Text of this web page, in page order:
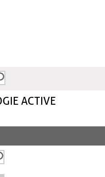
ACTIVE